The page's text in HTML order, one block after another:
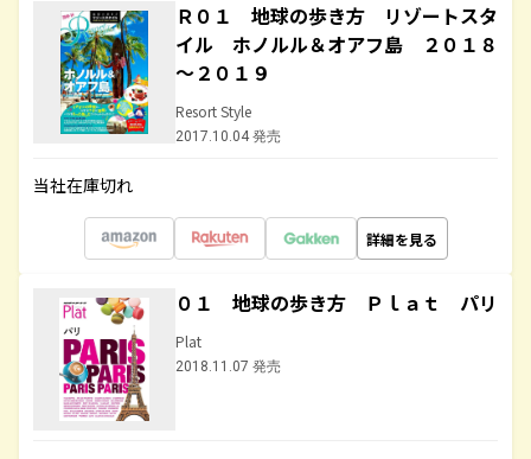
Ｒ０１ 地球の歩き方 リゾートスタ
イル ホノルル＆オアフ島 ２０１８
～２０１９
Resort Style
2017.10.04 発売
当社在庫切れ
詳細を見る
０１ 地球の歩き方 Ｐｌａｔ パリ
Plat
2018.11.07 発売